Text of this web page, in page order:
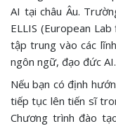
AI tại châu Âu.
ELLIS (European
tập trung vào các
ngôn ngữ, đạo đức AI.
Nếu bạn có định
tiếp tục lên tiến sĩ
Chương trình đào